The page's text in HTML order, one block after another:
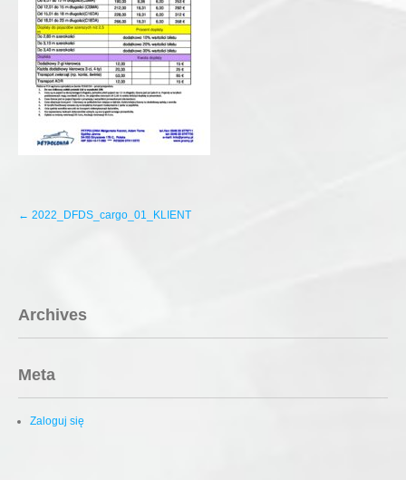
o
v
i
a
o
← 2022_DFDS_cargo_01_KLIENT
Archives
Meta
Zaloguj się